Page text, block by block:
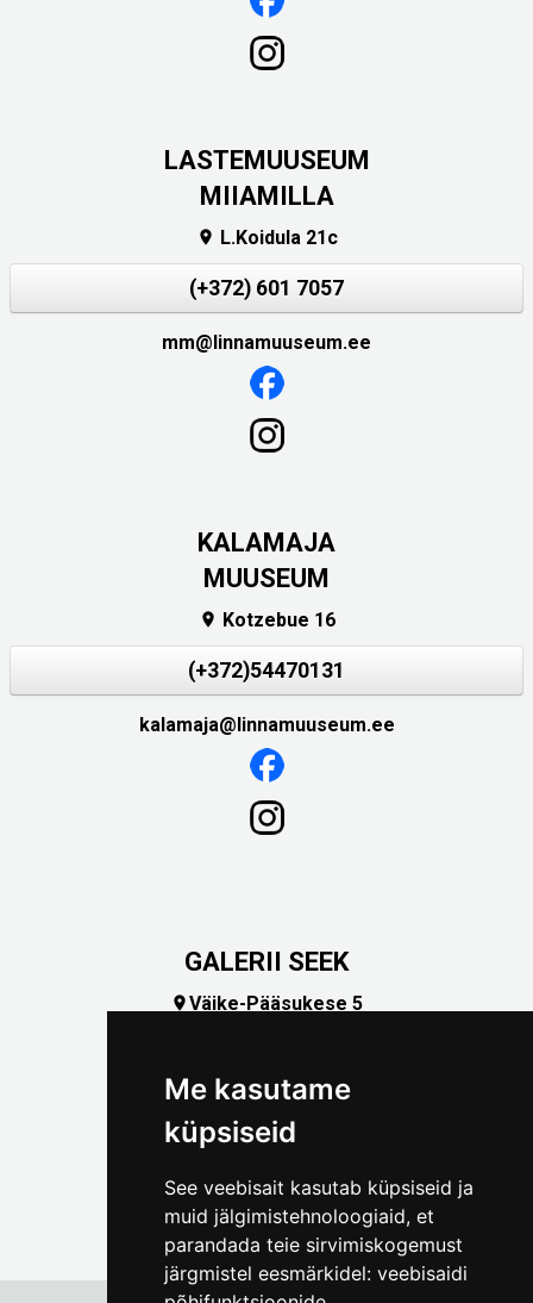
Me kasutame
küpsiseid
See veebisait kasutab küpsiseid ja
muid jälgimistehnoloogiaid, et
parandada teie sirvimiskogemust
järgmistel eesmärkidel: veebisaidi
LASTEMUUSEUM
MIIAMILLA
 L.Koidula 21c
(+372) 601 7057
mm@linnamuuseum.ee
KALAMAJA
MUUSEUM
 Kotzebue 16
(+372)54470131
kalamaja@linnamuuseum.ee
GALERII SEEK
Väike-Pääsukese 5